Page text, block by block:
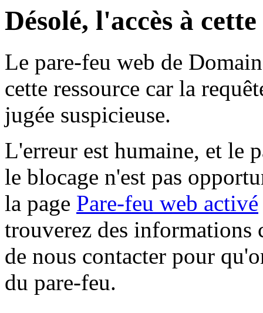
Désolé, l'accès à
Le pare-feu web de
cette ressource car la
jugée suspicieuse.
L'erreur est humaine, et le
le blocage n'est pas
la page Pare-feu web activé
trouverez des informations
de nous contacter pour
du pare-feu.